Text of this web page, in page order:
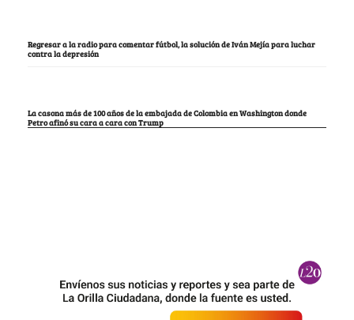
Regresar a la radio para comentar fútbol, la solución de Iván Mejía para luchar
contra la depresión
La casona más de 100 años de la embajada de Colombia en Washington donde
Petro afinó su cara a cara con Trump